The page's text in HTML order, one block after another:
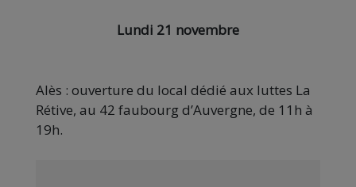
Lundi 21 novembre
Alès : ouverture du local dédié aux luttes La
Rétive, au 42 faubourg d’Auvergne, de 11h à
19h.